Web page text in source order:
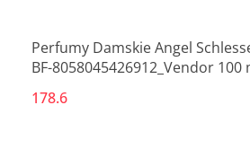
Perfumy Damskie Angel
BF-8058045426912_Vendor 100
178.6